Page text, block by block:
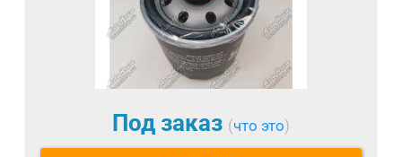
Под заказ (что это)